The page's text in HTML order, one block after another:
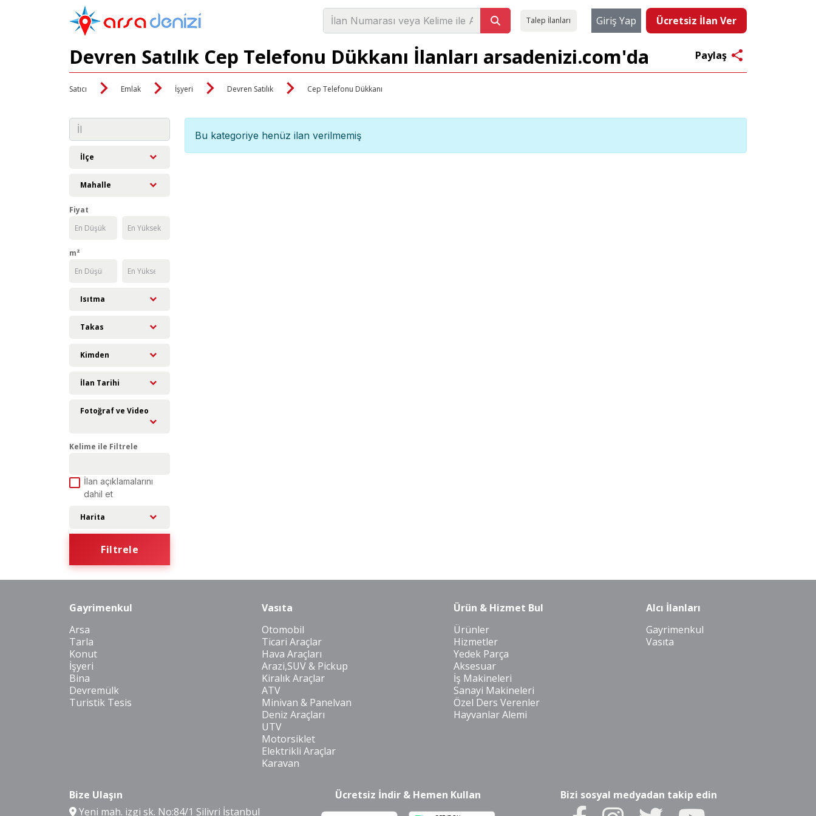
Talep İlanları Giriş Yap Ücretsiz İlan Ver
Devren Satılık Cep Telefonu Dükkanı İlanları arsadenizi.com'da Paylaş share
Satıcı Emlak İşyeri Devren Satılık Cep Telefonu Dükkanı
İlçe
Mahalle
Fiyat
m²
Isıtma
Takas
Kimden
İlan Tarihi
Fotoğraf ve Video
Kelime ile Filtrele
İlan açıklamalarını
dahil et
Harita
Filtrele
Bu kategoriye henüz ilan verilmemiş
Gayrimenkul
Arsa
Tarla
Konut
İşyeri
Bina
Devremülk
Turistik Tesis
Vasıta
Otomobil
Ticari Araçlar
Hava Araçları
Arazi,SUV & Pickup
Kiralık Araçlar
ATV
Minivan & Panelvan
Deniz Araçları
UTV
Motorsiklet
Elektrikli Araçlar
Karavan
Ürün & Hizmet Bul
Ürünler
Hizmetler
Yedek Parça
Aksesuar
İş Makineleri
Sanayi Makineleri
Özel Ders Verenler
Hayvanlar Alemi
Alcı İlanları
Gayrimenkul
Vasıta
Bize Ulaşın
Yeni mah. izgi sk. No:84/1 Silivri İstanbul
Ücretsiz İndir & Hemen Kullan Bizi sosyal medyadan takip edin